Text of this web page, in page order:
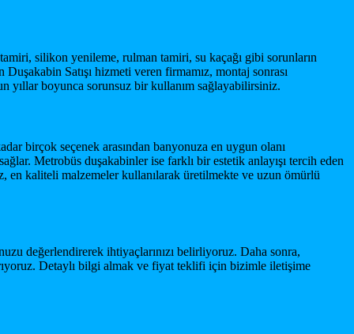
silikon yenileme, rulman tamiri, su kaçağı gibi sorunların
Satışı hizmeti veren firmamız, montaj sonrası
yıllar boyunca sorunsuz bir kullanım sağlayabilirsiniz.
birçok seçenek arasından banyonuza en uygun olanı
Metrobüs duşakabinler ise farklı bir estetik anlayışı tercih eden
en kaliteli malzemeler kullanılarak üretilmekte ve uzun ömürlü
değerlendirerek ihtiyaçlarınızı belirliyoruz. Daha sonra,
Detaylı bilgi almak ve fiyat teklifi için bizimle iletişime